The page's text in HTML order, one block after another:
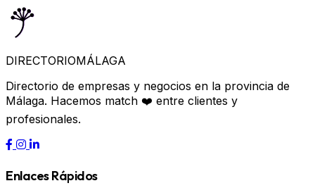
DIRECTORIOMÁLAGA
Directorio de empresas y negocios en la provincia de
Málaga. Hacemos match ❤️ entre clientes y
profesionales.
Enlaces Rápidos